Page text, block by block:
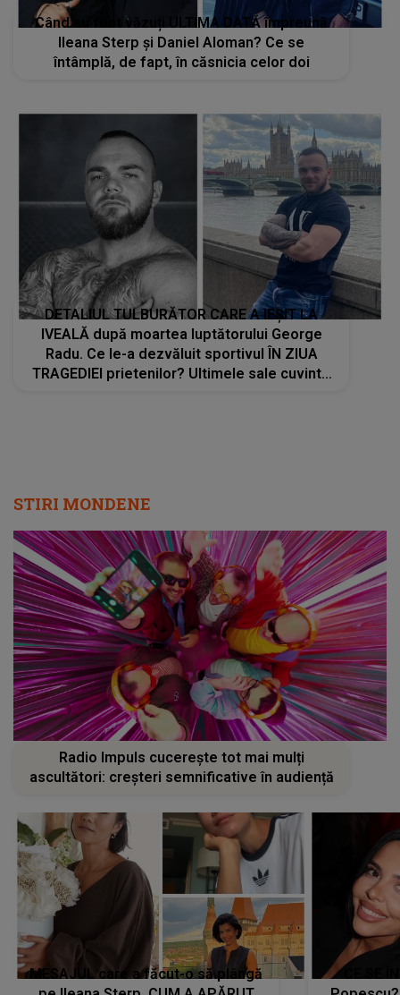
Când au fost văzuți ULTIMA DATĂ împreună
Ileana Sterp și Daniel Aloman? Ce se
întâmplă, de fapt, în căsnicia celor doi
DETALIUL TULBURĂTOR CARE A IEȘIT LA
IVEALĂ după moartea luptătorului George
Radu. Ce le-a dezvăluit sportivul ÎN ZIUA
TRAGEDIEI prietenilor? Ultimele sale cuvinte
STIRI MONDENE
Radio Impuls cucerește tot mai mulți
ascultători: creșteri semnificative în audiență
MESAJUL care a făcut-o să plângă